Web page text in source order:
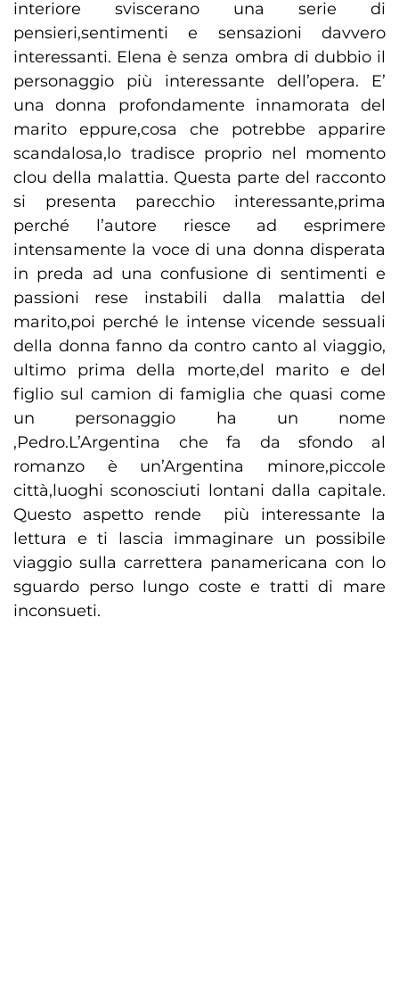
interiore sviscerano una serie di
pensieri,sentimenti e sensazioni davvero
interessanti. Elena è senza ombra di dubbio il
personaggio più interessante dell’opera. E’
una donna profondamente innamorata del
marito eppure,cosa che potrebbe apparire
scandalosa,lo tradisce proprio nel momento
clou della malattia. Questa parte del racconto
si presenta parecchio interessante,prima
perché l’autore riesce ad esprimere
intensamente la voce di una donna disperata
in preda ad una confusione di sentimenti e
passioni rese instabili dalla malattia del
marito,poi perché le intense vicende sessuali
della donna fanno da contro canto al viaggio,
ultimo prima della morte,del marito e del
figlio sul camion di famiglia che quasi come
un personaggio ha un nome
,Pedro.L’Argentina che fa da sfondo al
romanzo è un’Argentina minore,piccole
città,luoghi sconosciuti lontani dalla capitale.
Questo aspetto rende più interessante la
lettura e ti lascia immaginare un possibile
viaggio sulla carrettera panamericana con lo
sguardo perso lungo coste e tratti di mare
inconsueti.